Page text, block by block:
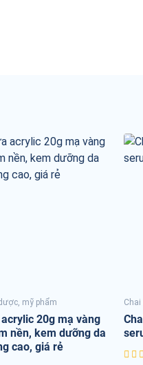
mỹ phẩm
acrylic 20g mạ vàng
nền, kem dưỡng da
cao, giá rẻ